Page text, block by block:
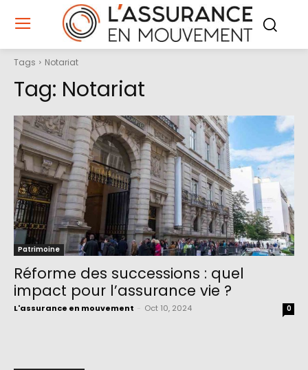
Tags Notariat
Tag: Notariat
Patrimoine
Réforme des successions : quel
impact pour l’assurance vie ?
L'assurance en mouvement Oct 10, 2024 0